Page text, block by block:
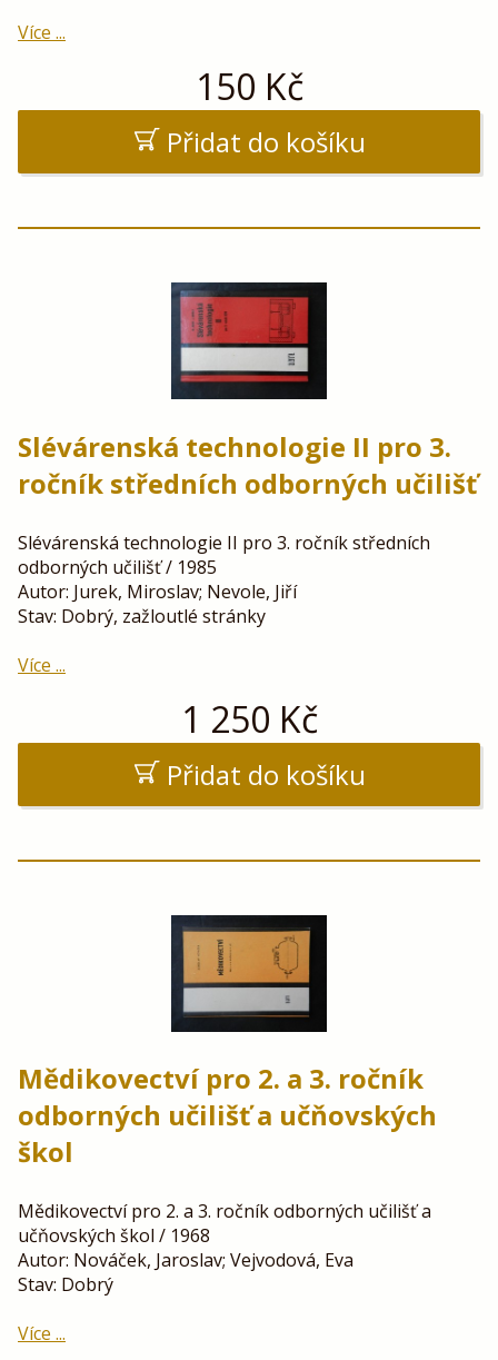
Více ...
150 Kč
Přidat do košíku
Slévárenská technologie II pro 3.
ročník středních odborných učilišť
Slévárenská technologie II pro 3. ročník středních
odborných učilišť / 1985
Autor: Jurek, Miroslav; Nevole, Jiří
Stav: Dobrý, zažloutlé stránky
Více ...
1 250 Kč
Přidat do košíku
Mědikovectví pro 2. a 3. ročník
odborných učilišť a učňovských
škol
Mědikovectví pro 2. a 3. ročník odborných učilišť a
učňovských škol / 1968
Autor: Nováček, Jaroslav; Vejvodová, Eva
Stav: Dobrý
Více ...